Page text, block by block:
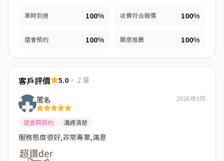
準時到達 100% 收費符合報價 100%
還會預約 100% 願意推薦 100%
客戶評價 5.0 · 2 筆
匿名
2026年3月
還會再預約 溝通清楚
服務態度很好,非常專業,滿意